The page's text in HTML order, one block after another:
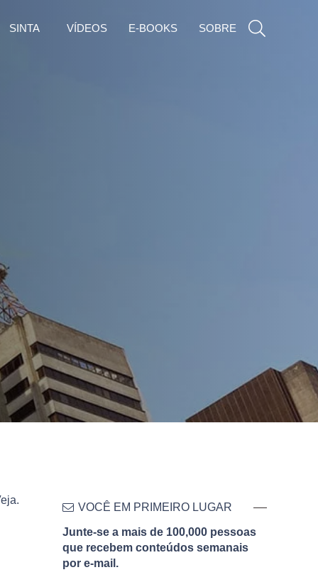
SINTA VÍDEOS E-BOOKS SOBRE
VOCÊ EM PRIMEIRO LUGAR
Junte-se a mais de 100,000 pessoas
que recebem conteúdos semanais
por e-mail.